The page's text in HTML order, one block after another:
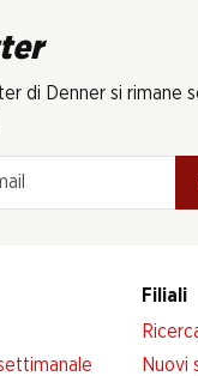
di Denner si rimane
Filiali
Nuovi